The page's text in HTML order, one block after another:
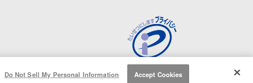
Do Not Sell My Personal Information Accept Cookies